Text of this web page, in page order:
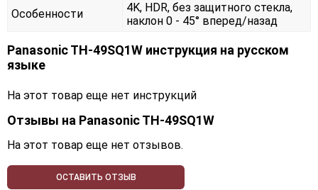
Особенности
4K, HDR, без защитного стекла,
наклон 0 - 45° вперед/назад
Panasonic TH-49SQ1W инструкция на русском
языке
На этот товар еще нет инструкций
Отзывы на Panasonic TH-49SQ1W
На этот товар еще нет отзывов.
ОСТАВИТЬ ОТЗЫВ